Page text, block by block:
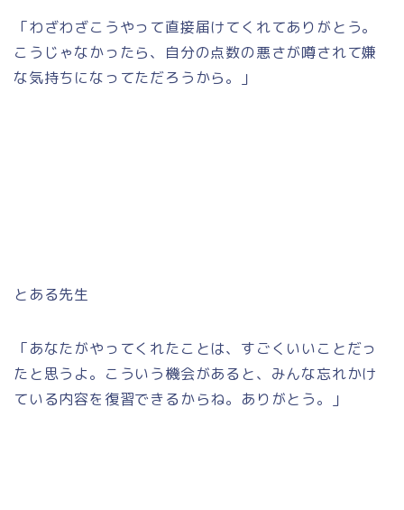
「わざわざこうやって直接届けてくれてありがとう。
こうじゃなかったら、自分の点数の悪さが噂されて嫌
な気持ちになってただろうから。」
とある先生
「あなたがやってくれたことは、すごくいいことだっ
たと思うよ。こういう機会があると、みんな忘れかけ
ている内容を復習できるからね。ありがとう。」